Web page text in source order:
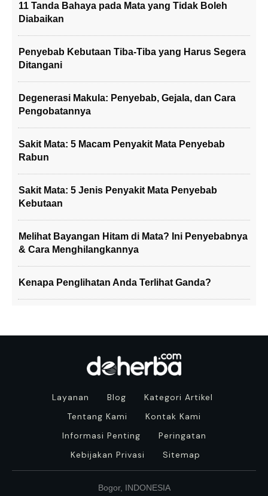
11 Tanda Bahaya pada Mata yang Tidak Boleh
Diabaikan
Penyebab Kebutaan Tiba-Tiba yang Harus Segera
Ditangani
Degenerasi Makula: Penyebab, Gejala, dan Cara
Pengobatannya
Sakit Mata: 5 Macam Penyakit Mata Penyebab
Rabun
Sakit Mata: 5 Jenis Penyakit Mata Penyebab
Kebutaan
Melihat Bayangan Hitam di Mata? Ini Penyebabnya
& Cara Menghilangkannya
Kenapa Penglihatan Anda Terlihat Ganda?
Layanan Blog
Kategori Artikel
Tentang Kami
Kontak Kami
Informasi Penting
Peringatan
Kebijakan Privasi
Sitemap
Bogor, INDONESIA